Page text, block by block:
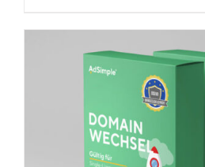
mehrere
Varianten
auf.
Die
Optionen